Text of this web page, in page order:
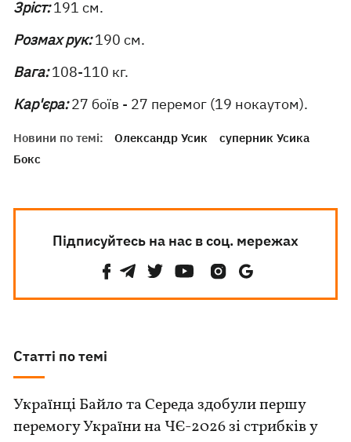
Зріст:191 см.
Розмах рук:190 см.
Вага:108-110 кг.
Кар'єра:27 боїв - 27 перемог (19 нокаутом).
Новини по темі: Олександр Усик
суперник Усика
Бокс
Підписуйтесь на нас в соц. мережах
Статті по темі
Українці Байло та Середа здобули першу
перемогу України на ЧЄ-2026 зі стрибків у